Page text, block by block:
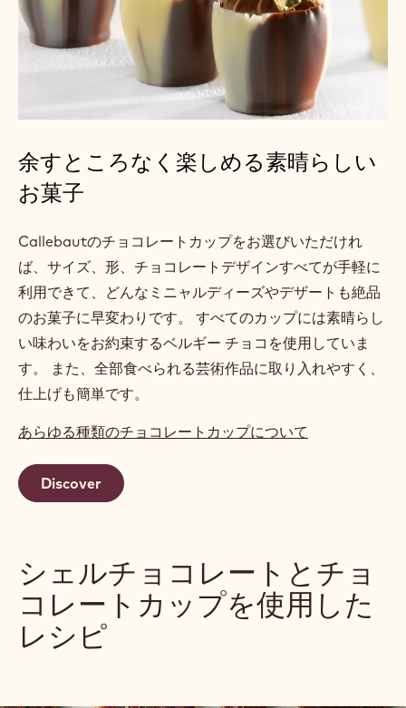
余すところなく楽しめる素晴らしい
お菓子
Callebautのチョコレートカップをお選びいただけれ
ば、サイズ、形、チョコレートデザインすべてが手軽に
利用できて、どんなミニャルディーズやデザートも絶品
のお菓子に早変わりです。 すべてのカップには素晴らし
い味わいをお約束するベルギー チョコを使用していま
す。 また、全部食べられる芸術作品に取り入れやすく、
仕上げも簡単です。
あらゆる種類のチョコレートカップについて
Discover
シェルチョコレートとチョ
コレートカップを使用した
レシピ